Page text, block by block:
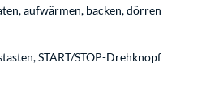
aufwärmen, backen, dörren
START/STOP-Drehknopf